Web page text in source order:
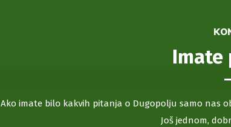
Imate
Ako imate bilo kakvih pitanja o Dugopolju samo nas
Još jednom,